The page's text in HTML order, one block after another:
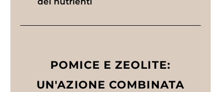
POMICE E ZEOLITE:
UN'AZIONE COMBINATA